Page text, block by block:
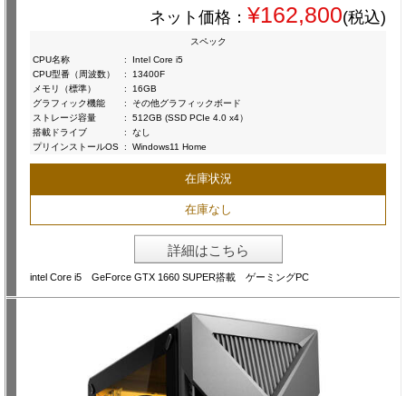
ネット価格： ¥162,800(税込)
スペック
CPU名称
:
Intel Core i5
CPU型番（周波数）
:
13400F
メモリ（標準）
:
16GB
グラフィック機能
:
その他グラフィックボード
ストレージ容量
:
512GB (SSD PCIe 4.0 x4）
搭載ドライブ
:
なし
プリインストールOS : Windows11 Home
在庫状況
在庫なし
詳細はこちら
intel Core i5 GeForce GTX 1660 SUPER搭載 ゲーミングPC